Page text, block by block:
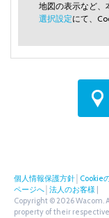
地図の表示など、
選択設定にて、
個人情報保護方針 Cookie
ページへ 法人のお客様
Copyright © 2026 Wacom.
property of their